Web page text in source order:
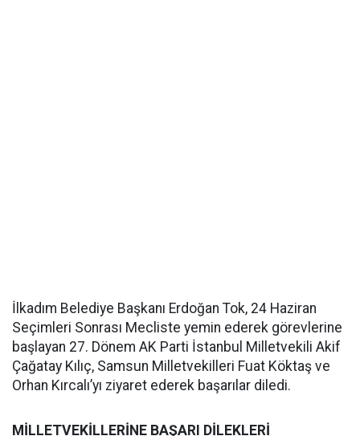
İlkadım Belediye Başkanı Erdoğan Tok, 24 Haziran
Seçimleri Sonrası Mecliste yemin ederek görevlerine
başlayan 27. Dönem AK Parti İstanbul Milletvekili Akif
Çağatay Kılıç, Samsun Milletvekilleri Fuat Köktaş ve
Orhan Kırcalı’yı ziyaret ederek başarılar diledi.
MİLLETVEKİLLERİNE BAŞARI DİLEKLERİ